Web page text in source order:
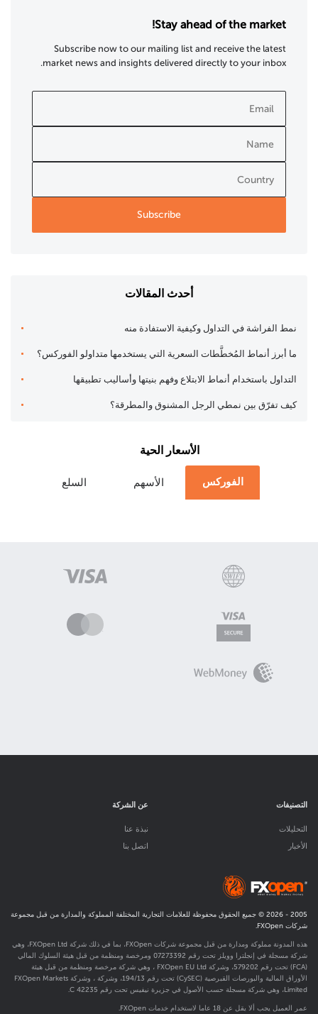
Stay ahead of the market!
Subscribe now to our mailing list and receive the latest
market news and insights delivered directly to your inbox.
أحدث المقالات
نمط الفراشة في التداول وكيفية الاستفادة منه
ما أبرز أنماط المُخطَّطات السعرية التي يستخدمها متداولو الفوركس؟
التداول باستخدام أنماط الابتلاع وفهم بنيتها وأساليب تطبيقها
كيف تفرّق بين نمطي الرجل المشنوق والمطرقة؟
الأسعار الحية
الفوركس الأسهم السلع
التصنيفات
التحليلات
الأخبار
عن الشركة
نبذة عنا
اتصل بنا
2005 -
2026 © جميع الحقوق محفوظة للعلامات التجارية المختلفة المملوكة والمدارة من قبل مجموعة
شركات FXOpen.
هذه المدونة مملوكة ومدارة من قبل مجموعة شركات FXOpen، بما في ذلك شركة FXOpen Ltd، وهي
شركة مسجلة في إنجلترا وويلز تحت رقم 07273392 ومرخصة ومنظمة من قبل هيئة السلوك المالي
(FCA) تحت رقم
579202
، وشركة FXOpen EU Ltd ، وهي شركة مرخصة ومنظمة من قبل هيئة
الأوراق المالية والبورصات القبرصية (CySEC) تحت رقم 194/13، وشركة ، وشركة FXOpen Markets
Limited، وهي شركة مسجلة حسب الأصول في جزيرة نيفيس تحت رقم C 42235.
عمر العميل يجب ألا يقل عن 18 عاما لاستخدام خدمات FXOpen.